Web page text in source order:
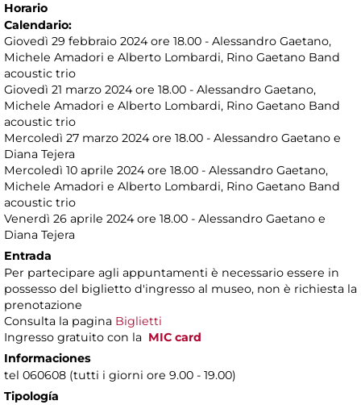
Horario
Calendario:
Giovedì 29 febbraio 2024 ore 18.00 - Alessandro Gaetano,
Michele Amadori e Alberto Lombardi, Rino Gaetano Band
acoustic trio
Giovedì 21 marzo 2024 ore 18.00 - Alessandro Gaetano,
Michele Amadori e Alberto Lombardi, Rino Gaetano Band
acoustic trio
Mercoledì 27 marzo 2024 ore 18.00 - Alessandro Gaetano e
Diana Tejera
Mercoledì 10 aprile 2024 ore 18.00 - Alessandro Gaetano,
Michele Amadori e Alberto Lombardi, Rino Gaetano Band
acoustic trio
Venerdì 26 aprile 2024 ore 18.00 - Alessandro Gaetano e
Diana Tejera
Entrada
Per partecipare agli appuntamenti è necessario essere in
possesso del biglietto d'ingresso al museo, non è richiesta la
prenotazione
Consulta la pagina Biglietti
Ingresso gratuito con la MIC card
Informaciones
tel 060608 (tutti i giorni ore 9.00 - 19.00)
Tipología